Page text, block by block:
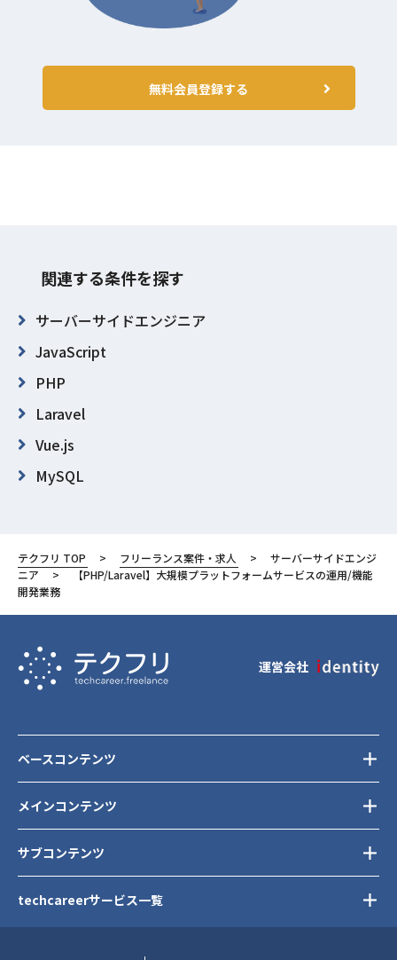
無料会員登録する
関連する条件を探す
サーバーサイドエンジニア
JavaScript
PHP
Laravel
Vue.js
MySQL
東京都
港区
テクフリ TOP フリーランス案件・求人
サーバーサイドエンジ
ニア
【PHP/Laravel】大規模プラットフォームサービスの運用/機能
開発業務
運営会社
メインコンテンツ
サブコンテンツ
ベースコンテンツ
techcareerサービス一覧